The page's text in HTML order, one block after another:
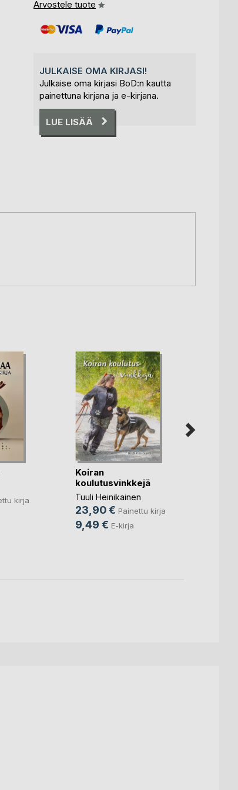
Arvostele tuote
JULKAISE OMA KIRJASI!
Julkaise oma kirjasi BoD:n kautta
painettuna kirjana ja e-kirjana.
LUE LISÄÄ
kirja
Koiran
koulutusvinkkejä
Tuuli Heinikainen
23,90 € Painettu kirja
9,49 € E-kirja